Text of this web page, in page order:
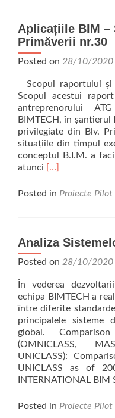
importanța
norilor
de
puncte
BIM
Aplicațiile BIM –
Primăverii nr.30
Posted on 28/10/2020
Scopul raportului și
Scopul acestui
antreprenorului
BIMTECH, în
privilegiate din Blv.
situațiile din timpul
conceptul B.I.M. a
atunci Read
about
Studiu
caz:
nr.30
[…]
Posted in Proiecte Pilot
Analiza
Posted on 28/10/2020
În vederea
echipa BIMTECH a
între diferite
principalele sisteme
global. Comparison
(OMNICLASS,
UNICLASS):
UNICLASS as of
INTERNATIONAL BIM
Posted in Proiecte Pilot